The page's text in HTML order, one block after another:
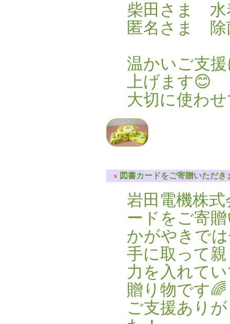
柴田さま
匿名さま 除
温かいご支
上げます😊
大切に使わ
図書カードをご寄贈いただき
岩田電機株
ードをご寄
かがやきで
手に取って
力を入れて
贈り物です🌈
ご支援あり